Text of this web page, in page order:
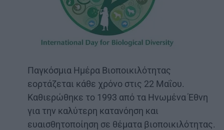
Παγκόσμια Ημέρα Βιοποικιλότητας
εορτάζεται κάθε χρόνο στις 22 Μαΐου.
Καθιερώθηκε το 1993 από τα Ηνωμένα Έθνη
για την καλύτερη κατανόηση και
ευαισθητοποίηση σε θέματα βιοποικιλότητας.